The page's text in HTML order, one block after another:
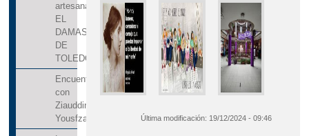
artesanal:
EL
DAMASQUINADO
DE
TOLEDO
Encuentro
con
Ziauddin
Yousfzai
Última modificación: 19/12/2024 - 09:46